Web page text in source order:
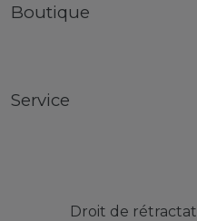
Boutique
Service
Droit de